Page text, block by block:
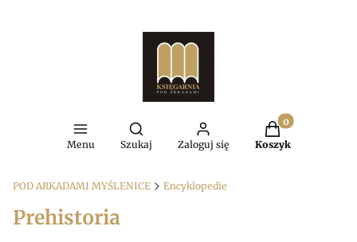
Menu
Otwórz wyszukiwarkę
Szukaj Zaloguj się
Produkty w
Koszyk
POD ARKADAMI MYŚLENICE Encyklopedie
Prehistoria